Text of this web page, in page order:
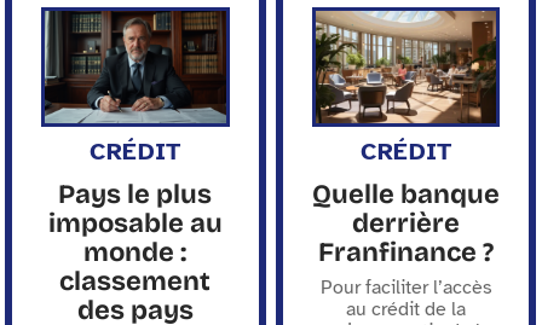
CRÉDIT
Pays le plus
imposable au
monde :
classement
des pays
CRÉDIT
Quelle banque
derrière
Franfinance ?
Pour faciliter l’accès
au crédit de la